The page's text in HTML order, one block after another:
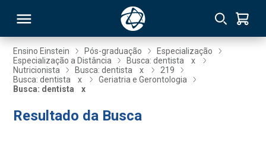
Ensino Einstein Pós-graduação
Especialização
Especialização a Distância
Busca: dentista
x
Nutricionista
Busca: dentista x
219
Busca: dentista
x
Geriatria e Gerontologia
Busca: dentista
x
Resultado da Busca